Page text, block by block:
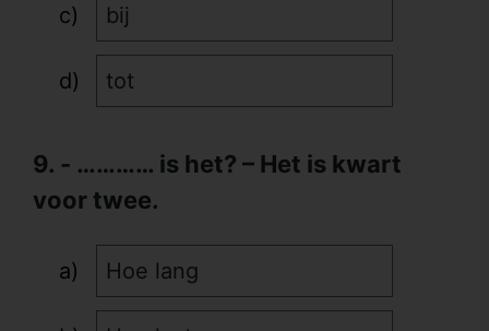
bij
tot
9. - ………… is het? – Het is kwart
voor twee.
Hoe lang